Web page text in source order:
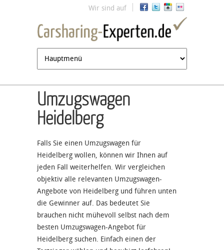
Jump to navigation
Wir sind auf
Umzugswagen
Heidelberg
Falls Sie einen Umzugswagen für
Heidelberg wollen, können wir Ihnen auf
jeden Fall weiterhelfen. Wir vergleichen
objektiv alle relevanten Umzugswagen-
Angebote von Heidelberg und führen unten
die Gewinner auf. Das bedeutet Sie
brauchen nicht mühevoll selbst nach dem
besten Umzugswagen-Angebot für
Heidelberg suchen. Einfach einen der